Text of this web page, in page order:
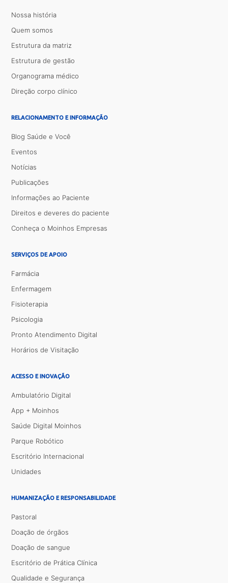
Nossa história
Quem somos
Estrutura da matriz
Estrutura de gestão
Organograma médico
Direção corpo clínico
RELACIONAMENTO E INFORMAÇÃO
Blog Saúde e Você
Eventos
Notícias
Publicações
Informações ao Paciente
Direitos e deveres do paciente
Conheça o Moinhos Empresas
SERVIÇOS DE APOIO
Farmácia
Enfermagem
Fisioterapia
Psicologia
Pronto Atendimento Digital
Horários de Visitação
ACESSO E INOVAÇÃO
Ambulatório Digital
App + Moinhos
Saúde Digital Moinhos
Parque Robótico
Escritório Internacional
Unidades
HUMANIZAÇÃO E RESPONSABILIDADE
Pastoral
Doação de órgãos
Doação de sangue
Escritório de Prática Clínica
Qualidade e Segurança